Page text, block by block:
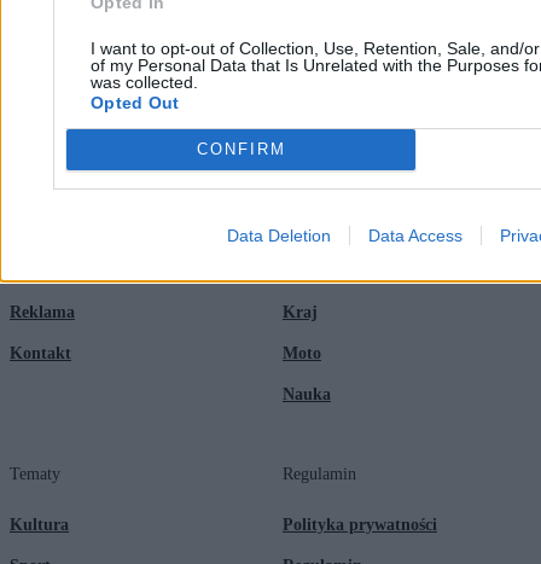
I want to opt-out of Collection, Use, Retention, Sale, and/
of my Personal Data that Is Unrelated with the Purposes
was collected.
Opted Out
CONFIRM
Data Deletion Data Access
Redakcja
Reklama
Kontakt
Biznes
Opinie
Kraj
Moto
Nauka
Tematy
Kultura
Regulamin
Polityka prywatności